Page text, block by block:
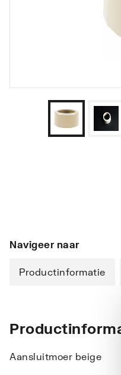
Navigeer naar
Productinformatie
Aansluitmoer beige